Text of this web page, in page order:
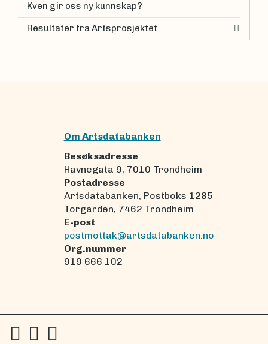
Kven gir oss ny kunnskap?
Resultater fra Artsprosjektet
Om Artsdatabanken
Besøksadresse
Havnegata 9, 7010 Trondheim
Postadresse
Artsdatabanken, Postboks 1285
Torgarden, 7462 Trondheim
E-post
postmottak@artsdatabanken.no
Org.nummer
919 666 102